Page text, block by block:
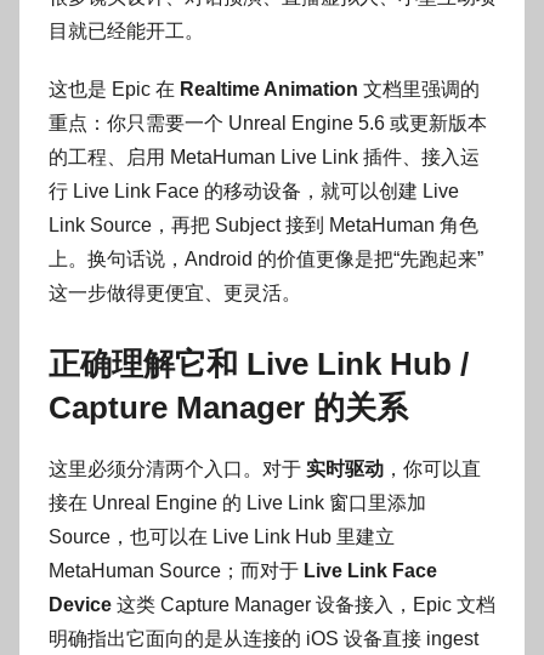
目就已经能开工。
这也是 Epic 在 Realtime Animation 文档里强调的
重点：你只需要一个 Unreal Engine 5.6 或更新版本
的工程、启用 MetaHuman Live Link 插件、接入运
行 Live Link Face 的移动设备，就可以创建 Live
Link Source，再把 Subject 接到 MetaHuman 角色
上。换句话说，Android 的价值更像是把“先跑起来”
这一步做得更便宜、更灵活。
正确理解它和 Live Link Hub /
Capture Manager 的关系
这里必须分清两个入口。对于 实时驱动 ，你可以直
接在 Unreal Engine 的 Live Link 窗口里添加
Source，也可以在 Live Link Hub 里建立
MetaHuman Source；而对于 Live Link Face
Device 这类 Capture Manager 设备接入，Epic 文档
明确指出它面向的是从连接的 iOS 设备直接 ingest